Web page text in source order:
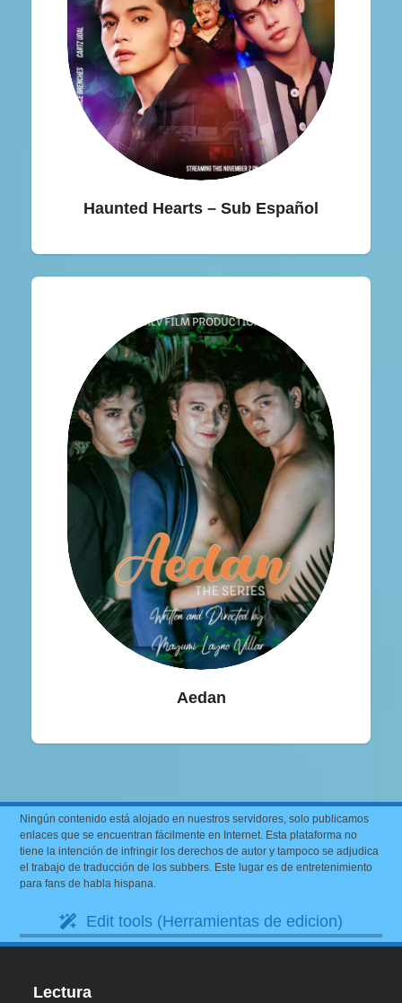
Haunted Hearts – Sub Español
Aedan
Ningún contenido está alojado en nuestros servidores, solo publicamos
enlaces que se encuentran fácilmente en Internet. Esta plataforma no
tiene la intención de infringir los derechos de autor y tampoco se adjudica
el trabajo de traducción de los subbers. Este lugar es de entretenimiento
para fans de habla hispana.
Edit tools (Herramientas de edicion)
Lectura